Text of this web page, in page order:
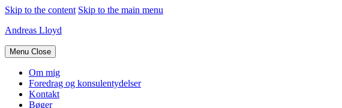
Skip to the content Skip to the main menu
Andreas Lloyd
Menu Close
Om mig
Foredrag og konsulentydelser
Kontakt
Bøger